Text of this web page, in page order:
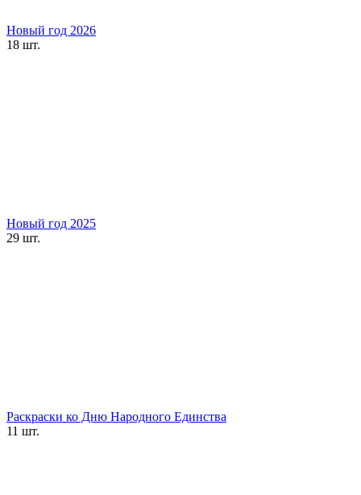
Новый год 2026
18 шт.
Новый год 2025
29 шт.
Раскраски ко Дню Народного Единства
11 шт.